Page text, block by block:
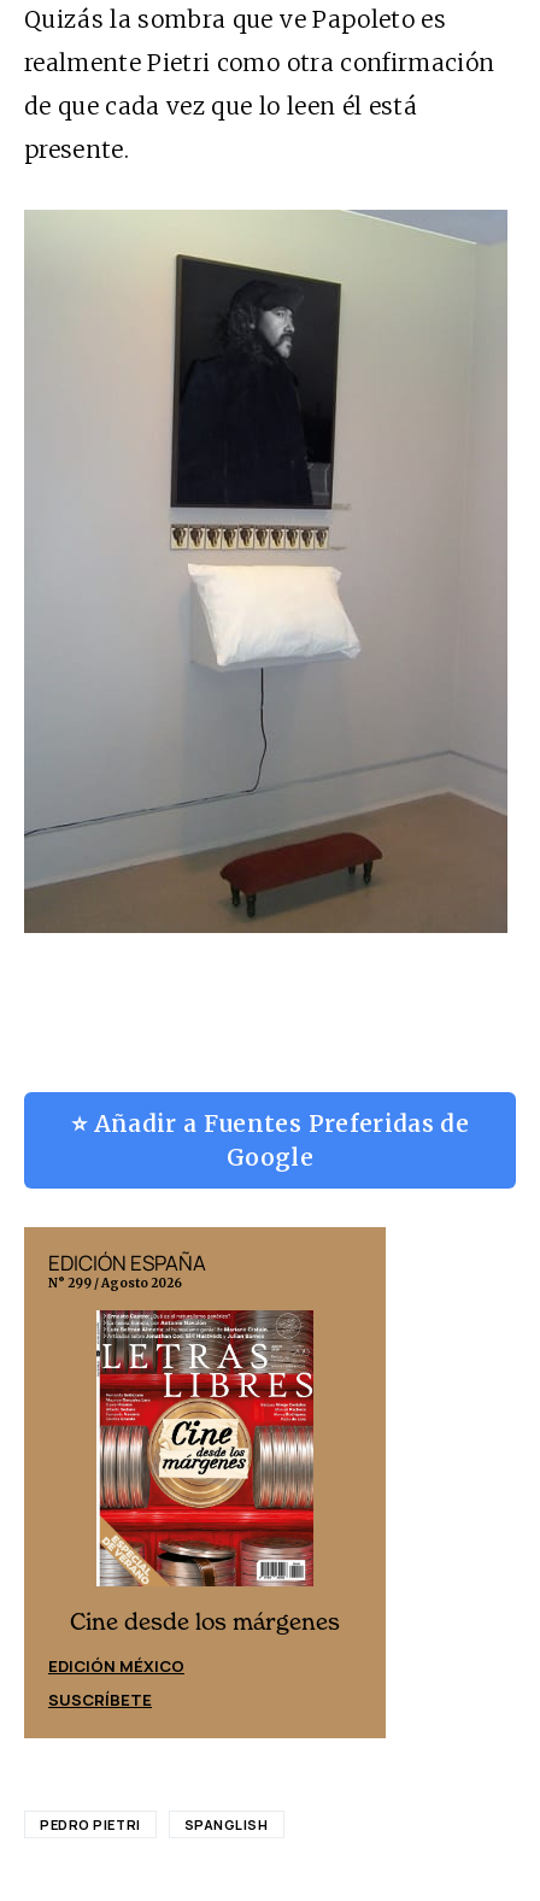
Quizás la sombra que ve Papoleto es
realmente Pietri como otra confirmación
de que cada vez que lo leen él está
presente.
⭐ Añadir a Fuentes Preferidas de
Google
EDICIÓN ESPAÑA
N° 299 / Agosto 2026
Cine desde los márgenes
EDICIÓN MÉXICO
SUSCRÍBETE
PEDRO PIETRI SPANGLISH